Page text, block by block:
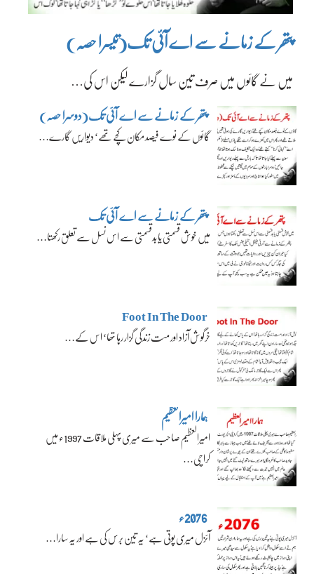
پتھر کے زمانے سے اے آئی تک(تیسرا حصہ)
میں نے گائوں میں صرف تین سال گزارے لیکن اس کی…
پتھر کے زمانے سے اے آئی تک(دوسرا حصہ)
گائوں کے نوے فیصد مکان کچے تھے‘ دیواریں گارے…
پتھر کے زمانے سے اے آئی تک
میں خوش قسمتی یا بدقسمتی سے اس نسل سے تعلق رکھتا…
Foot In The Door
خرگوش آزاد اور مست زندگی گزار رہا تھا‘ اس کے…
ہمارا امیرالعظیم
امیرالعظیم صاحب سے میری پہلی ملاقات 1997ء میں
کراچی…
2076ء
آئزل میری پوتی ہے‘ یہ تین برس کی ہے اور یہ سارا…